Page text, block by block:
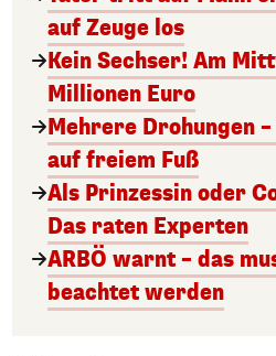
auf Zeuge los
Kein Sechser! Am
Millionen Euro
Mehrere Drohungen
auf freiem Fuß
Als Prinzessin oder
Das raten Experten
ARBÖ warnt – das
beachtet werden